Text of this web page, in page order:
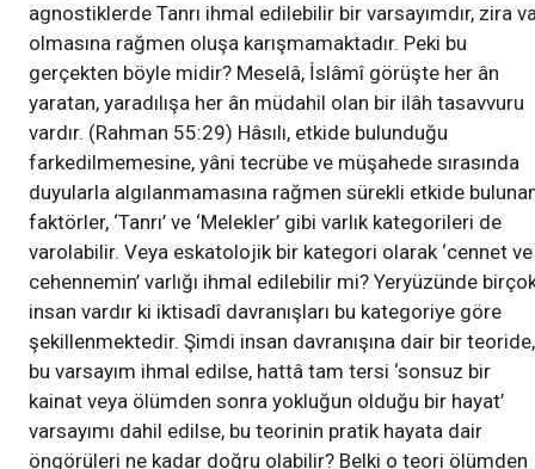
agnostiklerde Tanrı ihmal edilebilir bir varsayımdır, zira
olmasına rağmen oluşa karışmamaktadır. Peki bu
gerçekten böyle midir? Meselâ, İslâmî görüşte her ân
yaratan, yaradılışa her ân müdahil olan bir ilâh tasavvuru
vardır. (Rahman 55:29) Hâsılı, etkide bulunduğu
farkedilmemesine, yâni tecrübe ve müşahede sırasında
duyularla algılanmamasına rağmen sürekli etkide
faktörler, ‘Tanrı’ ve ‘Melekler’ gibi varlık kategorileri de
varolabilir. Veya eskatolojik bir kategori olarak ‘cennet ve
cehennemin’ varlığı ihmal edilebilir mi? Yeryüzünde
insan vardır ki iktisadî davranışları bu kategoriye göre
şekillenmektedir. Şimdi insan davranışına dair bir teoride,
bu varsayım ihmal edilse, hattâ tam tersi ‘sonsuz bir
kainat veya ölümden sonra yokluğun olduğu bir hayat’
varsayımı dahil edilse, bu teorinin pratik hayata dair
öngörüleri ne kadar doğru olabilir? Belki o teori ölümden